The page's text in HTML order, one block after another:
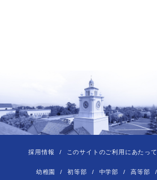
採用情報 このサイトのご利用にあたって
幼稚園 初等部 中学部 高等部